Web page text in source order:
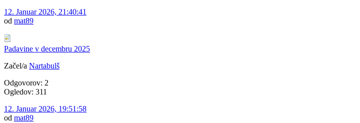
12. Januar 2026, 21:40:41
od mat89
Padavine v decembru 2025
Začel/a Nartabulš
Odgovorov: 2
Ogledov: 311
12. Januar 2026, 19:51:58
od mat89